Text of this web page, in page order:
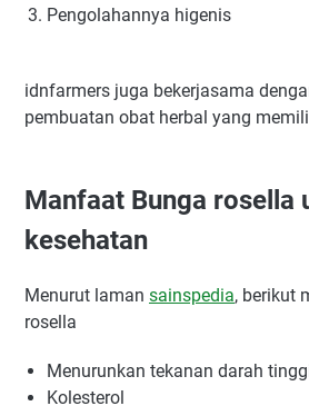
Pengolahannya higenis
idnfarmers juga bekerjasama
pembuatan obat herbal yang
Manfaat Bunga rosella
kesehatan
Menurut laman sainspedia, berikut
rosella
Menurunkan tekanan darah
Kolesterol